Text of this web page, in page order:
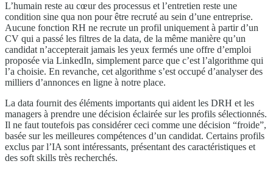
L’humain reste au cœur des processus et l’entretien reste une
condition sine qua non pour être recruté au sein d’une entreprise.
Aucune fonction RH ne recrute un profil uniquement à partir d’un
CV qui a passé les filtres de la data, de la même manière qu’un
candidat n’accepterait jamais les yeux fermés une offre d’emploi
proposée via LinkedIn, simplement parce que c’est l’algorithme qui
l’a choisie. En revanche, cet algorithme s’est occupé d’analyser des
milliers d’annonces en ligne à notre place.
La data fournit des éléments importants qui aident les DRH et les
managers à prendre une décision éclairée sur les profils sélectionnés.
Il ne faut toutefois pas considérer ceci comme une décision “froide”,
basée sur les meilleures compétences d’un candidat. Certains profils
exclus par l’IA sont intéressants, présentant des caractéristiques et
des soft skills très recherchés.